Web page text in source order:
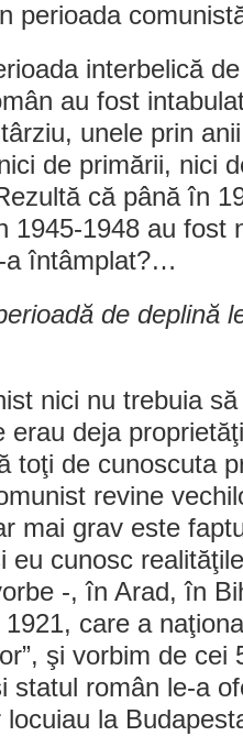
perioada
interbelică
au fost
unele prin anii
de primării, nici
că până în
1945-1948 au fost
a întâmplat?…
de deplină
nici nu trebuia
erau deja
toţi de cunoscuta
revine
mai grav este
eu cunosc
-, în Arad, în
care a
şi vorbim de cei
statul român le-a
la